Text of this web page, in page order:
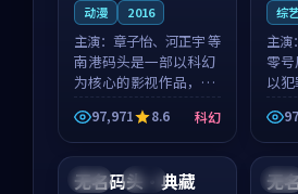
动漫 2016
主演： 章子怡、河正宇 等
南港码头是一部以科幻
为核心的影视作品，围
绕危机、反转与人物成
长展开，整体节奏紧
凑，值得推荐观看。
97,971 8.6 科幻
综
主演：
零
以
品
人
奏
看。
中国 高分
无名码头·典藏 泰国
无